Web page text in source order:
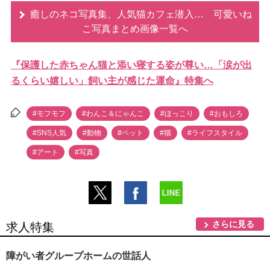
癒しのネコ写真集、人気猫カフェ潜入… 可愛いね
こ写真まとめ画像一覧へ
『保護した赤ちゃん猫と添い寝する姿が尊い…「涙が出
るくらい嬉しい」飼い主が感じた運命』特集へ
#モフモフ #わんこ＆にゃんこ #ほっこり #おもしろ
#SNS人気 #動物 #ペット #猫 #ライフスタイル
#アート #写真
求人特集 さらに見る
障がい者グループホームの世話人